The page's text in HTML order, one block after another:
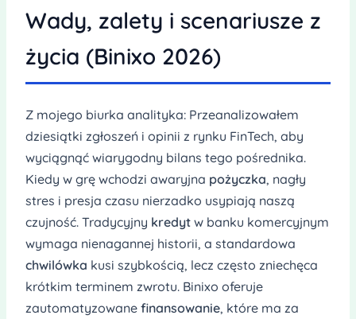
Wady, zalety i scenariusze z
życia (Binixo 2026)
Z mojego biurka analityka: Przeanalizowałem
dziesiątki zgłoszeń i opinii z rynku FinTech, aby
wyciągnąć wiarygodny bilans tego pośrednika.
Kiedy w grę wchodzi awaryjna pożyczka, nagły
stres i presja czasu nierzadko usypiają naszą
czujność. Tradycyjny kredytw banku komercyjnym
wymaga nienagannej historii, a standardowa
chwilówka kusi szybkością, lecz często zniechęca
krótkim terminem zwrotu. Binixo oferuje
zautomatyzowane finansowanie, które ma za